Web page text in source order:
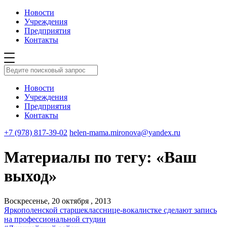
Новости
Учреждения
Предприятия
Контакты
Новости
Учреждения
Предприятия
Контакты
+7 (978) 817-39-02 helen-mama.mironova@yandex.ru
Материалы по тегу: «Ваш
выход»
Воскресенье, 20 октября , 2013
Яркополенской старшекласснице-вокалистке сделают запись
на профессиональной студии